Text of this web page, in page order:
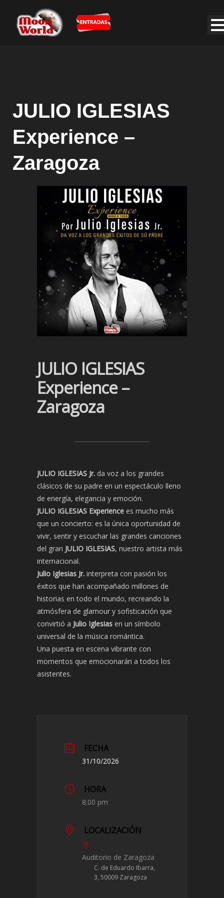
JULIO IGLESIAS
Experience –
Zaragoza
JULIO IGLESIAS
Experience –
Zaragoza
JULIO IGLESIAS Jr. da voz a los grandes
clásicos de su padre en un espectáculo lleno
de energía, elegancia y emoción.
JULIO IGLESIAS Experience es mucho más
que un concierto: es la única oportunidad de
vivir, sentir y escuchar las grandes canciones
del gran JULIO IGLESIAS, nuestro artista más
internacional.
Julio Iglesias Jr. interpreta con pasión los
éxitos que han acompañado millones de
historias en todo el mundo, recreando la
atmósfera de glamour y sofisticación que
convirtió a Julio Iglesias en un símbolo
universal de la música romántica.
Una puesta en escena vibrante con
momentos que emocionarán a todos los
asistentes.
FECHA
31/10/2026
HORA
8:00 pm
LOCALIZACIÓN
Auditorio de Zaragoza
C. de Eduardo Ibarra,
3, 50009 Zaragoza